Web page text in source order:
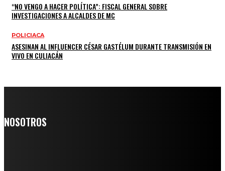
“NO VENGO A HACER POLÍTICA”: FISCAL GENERAL SOBRE
INVESTIGACIONES A ALCALDES DE MC
POLICIACA
ASESINAN AL INFLUENCER CÉSAR GASTÉLUM DURANTE TRANSMISIÓN EN
VIVO EN CULIACÁN
NOSOTROS